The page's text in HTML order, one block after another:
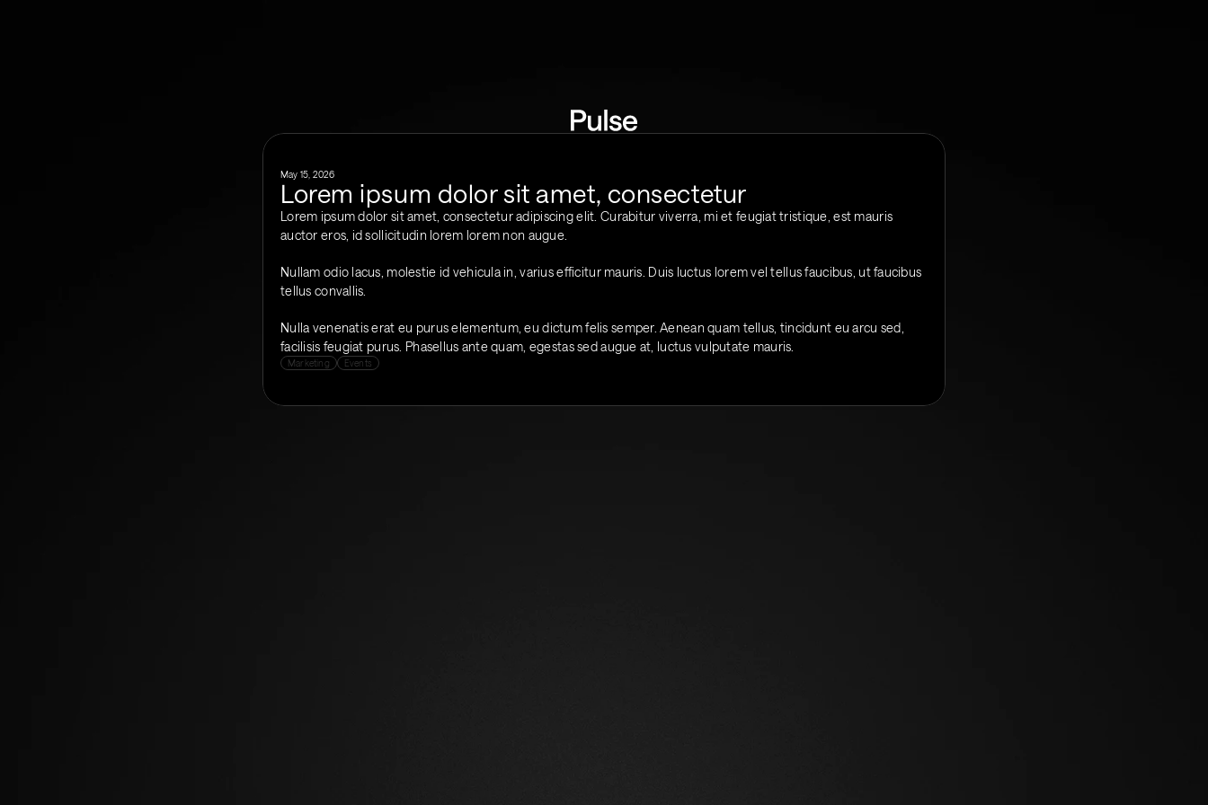
May 15, 2026
Lorem ipsum dolor sit amet, consectetur
Lorem ipsum dolor sit amet, consectetur adipiscing elit. Curabitur viverra, mi et feugiat tristique, est mauris
auctor eros, id sollicitudin lorem lorem non augue.
Nullam odio lacus, molestie id vehicula in, varius efficitur mauris. Duis luctus lorem vel tellus faucibus, ut faucibus
tellus convallis.
Nulla venenatis erat eu purus elementum, eu dictum felis semper. Aenean quam tellus, tincidunt eu arcu sed,
facilisis feugiat purus. Phasellus ante quam, egestas sed augue at, luctus vulputate mauris.
Marketing Events